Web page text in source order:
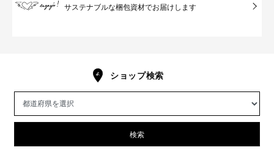
サステナブルな梱包資材でお届けします
ショップ検索
検索